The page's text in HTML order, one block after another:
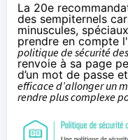
La 20e
des sempiternels
minuscules,
prendre en compte
politique de sécurité
renvoie à sa page
d’un mot de passe
efficace d’allonger un
rendre plus complexe